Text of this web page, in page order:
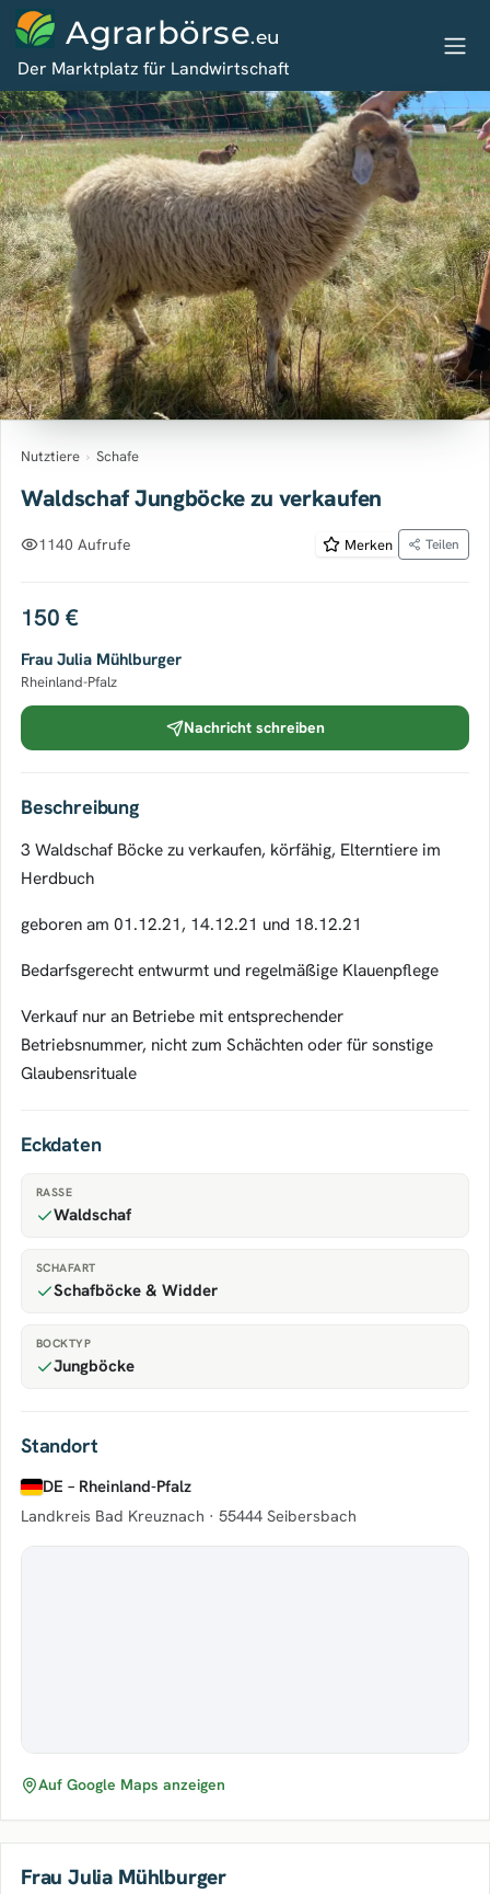
Agrarbörse.eu
Der Marktplatz für Landwirtschaft
Nutztiere › Schafe
Waldschaf Jungböcke zu verkaufen
1140 Aufrufe Merken Teilen
150 €
Frau Julia Mühlburger
Rheinland-Pfalz
Nachricht schreiben
Beschreibung
3 Waldschaf Böcke zu verkaufen, körfähig, Elterntiere im
Herdbuch
geboren am 01.12.21, 14.12.21 und 18.12.21
Bedarfsgerecht entwurmt und regelmäßige Klauenpflege
Verkauf nur an Betriebe mit entsprechender
Betriebsnummer, nicht zum Schächten oder für sonstige
Glaubensrituale
Eckdaten
RASSE
Waldschaf
SCHAFART
Schafböcke & Widder
BOCKTYP
Jungböcke
Standort
DE – Rheinland-Pfalz
Landkreis Bad Kreuznach · 55444 Seibersbach
Auf Google Maps anzeigen
Frau Julia Mühlburger